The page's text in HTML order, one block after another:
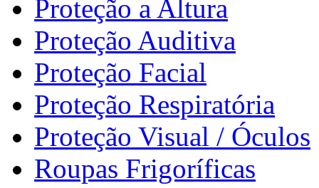
Proteção a Altura
Proteção Auditiva
Proteção Facial
Proteção Respiratória
Proteção Visual / Óculos
Roupas Frigoríficas